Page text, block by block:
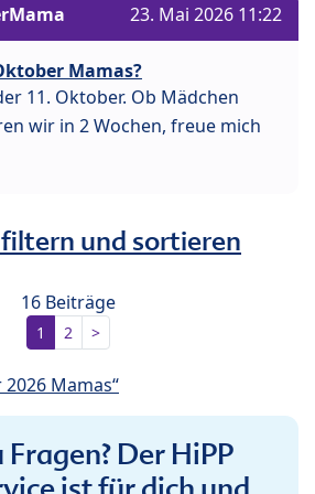
23. Mai 2026 11:22
Mamas?
11. Oktober. Ob Mädchen
wir in 2 Wochen, freue mich
und sortieren
16 Beiträge
1 2 >
Mamas“
Der HiPP